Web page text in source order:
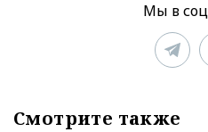
Мы в
Смотрите также